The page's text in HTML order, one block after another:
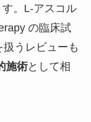
。L-アスコル
の臨床試
うレビューも
施術として相